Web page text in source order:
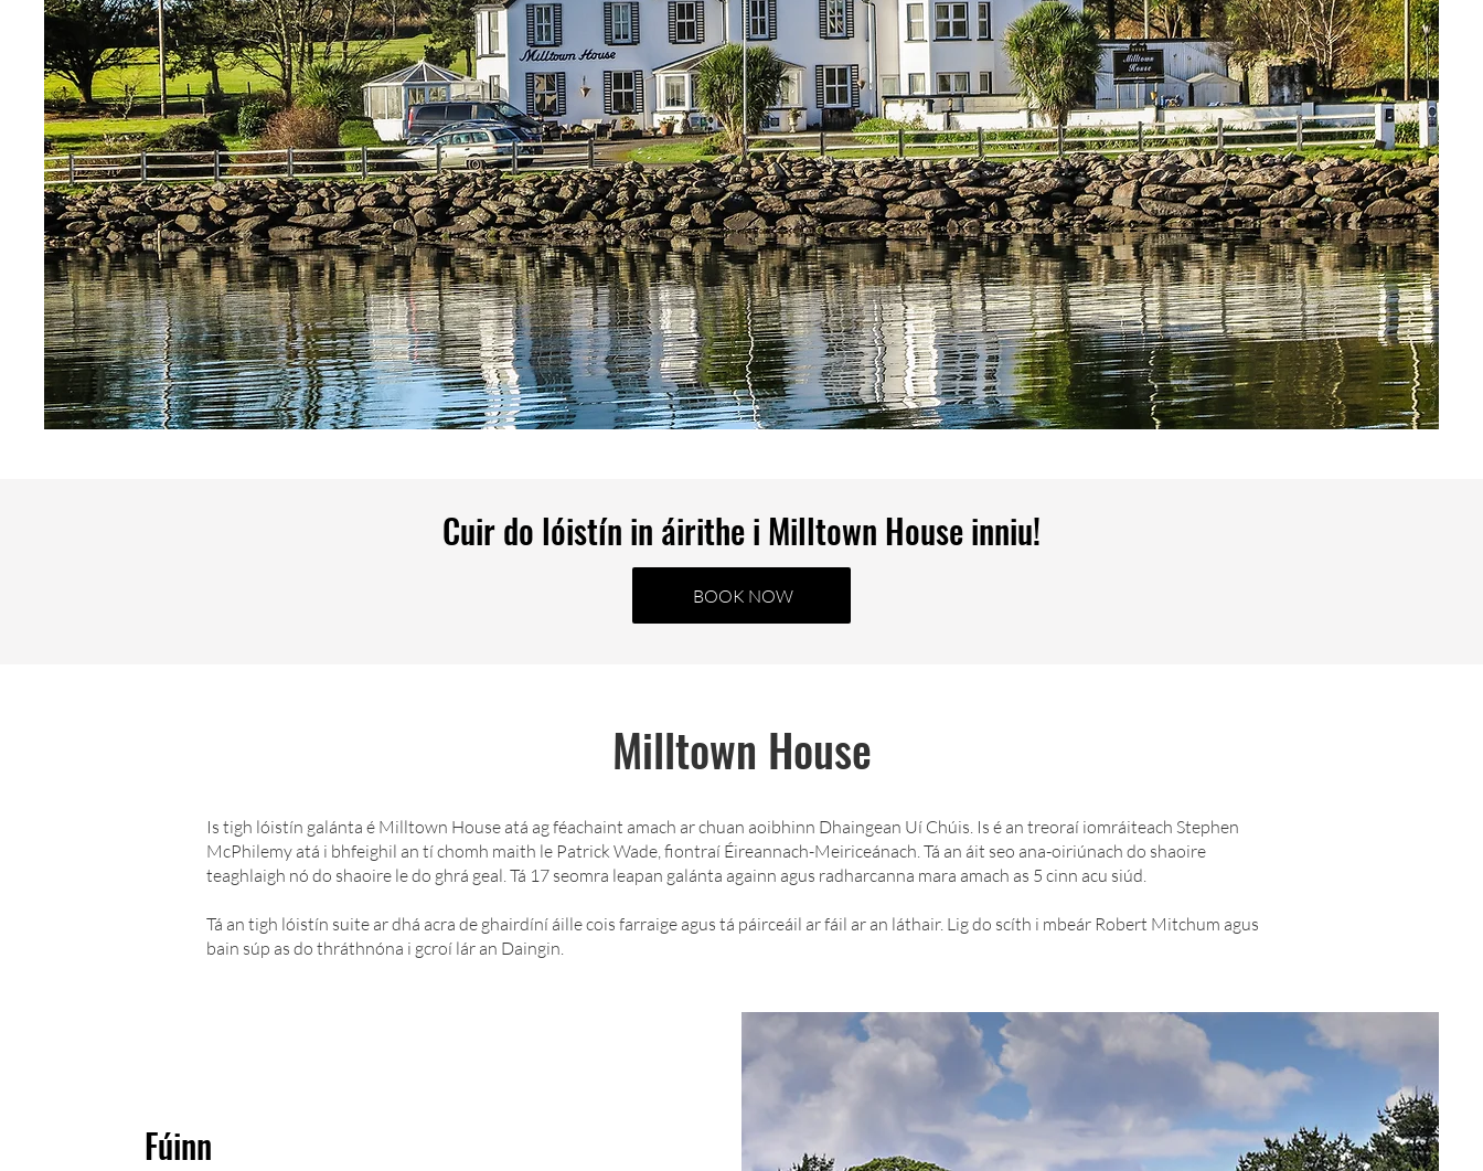
Cuir do lóistín in áirithe i Milltown House inniu!
BOOK NOW
Milltown House
Is tigh lóistín galánta é Milltown House atá ag féachaint amach ar chuan aoibhinn Dhaingean Uí Chúis. Is é an treoraí iomráiteach Stephen
McPhilemy atá i bhfeighil an tí chomh maith le Patrick Wade, fiontraí Éireannach-Meiriceánach. Tá an áit seo ana-oiriúnach do shaoire
teaghlaigh nó do shaoire le do ghrá geal. Tá 17 seomra leapan galánta againn agus radharcanna mara amach as 5 cinn acu siúd.
Tá an tigh lóistín suite ar dhá acra de ghairdíní áille cois farraige agus tá páirceáil ar fáil ar an láthair. Lig do scíth i mbeár Robert Mitchum agus
bain súp as do thráthnóna i gcroí lár an Daingin.
Fúinn